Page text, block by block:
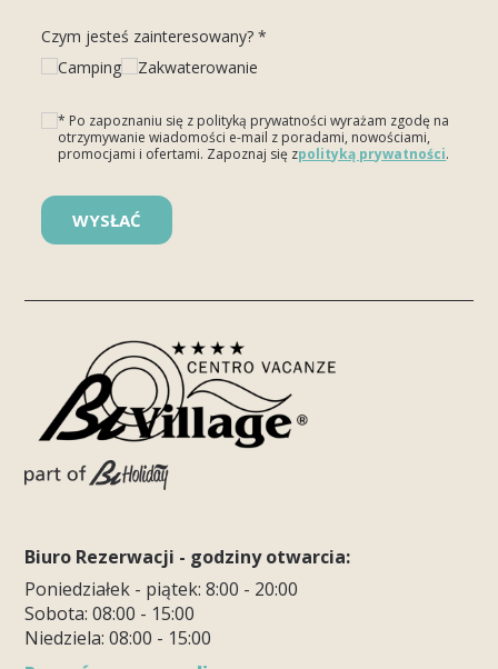
Czym jesteś zainteresowany? *
Camping
Zakwaterowanie
* Po zapoznaniu się z polityką prywatności wyrażam zgodę na
otrzymywanie wiadomości e-mail z poradami, nowościami,
promocjami i ofertami. Zapoznaj się zpolityką prywatności.
Biuro Rezerwacji - godziny otwarcia:
Poniedziałek - piątek: 8:00 - 20:00
Sobota: 08:00 - 15:00
Niedziela: 08:00 - 15:00